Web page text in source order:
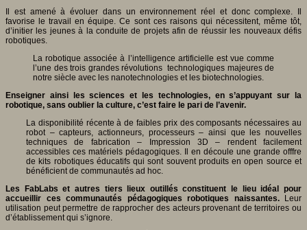
Il est amené à évoluer dans un environnement réel et donc complexe. Il
favorise le travail en équipe. Ce sont ces raisons qui nécessitent, même tôt,
d’initier les jeunes à la conduite de projets afin de réussir les nouveaux défis
robotiques.
La robotique associée à l’intelligence artificielle est vue comme
l’une des trois grandes révolutions technologiques majeures de
notre siècle avec les nanotechnologies et les biotechnologies.
Enseigner ainsi les sciences et les technologies, en s’appuyant sur la
robotique, sans oublier la culture, c’est faire le pari de l’avenir.
La disponibilité récente à de faibles prix des composants nécessaires au
robot – capteurs, actionneurs, processeurs – ainsi que les nouvelles
techniques de fabrication – Impression 3D – rendent facilement
accessibles ces matériels pédagogiques. Il en découle une grande offfre
de kits robotiques éducatifs qui sont souvent produits en open source et
bénéficient de communautés ad hoc.
Les FabLabs et autres tiers lieux outillés constituent le lieu idéal pour
accueillir ces communautés pédagogiques robotiques naissantes.Leur
utilisation peut permettre de rapprocher des acteurs provenant de territoires ou
d’établissement qui s’ignore.